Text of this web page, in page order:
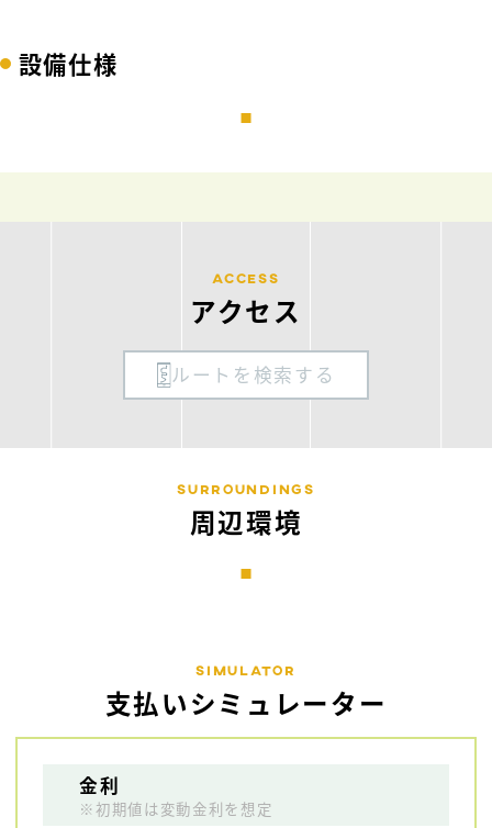
設備仕様
ACCESS
アクセス
ルートを検索する
SURROUNDINGS
周辺環境
Simulator
支払いシミュレーター
金利
※初期値は変動金利を想定